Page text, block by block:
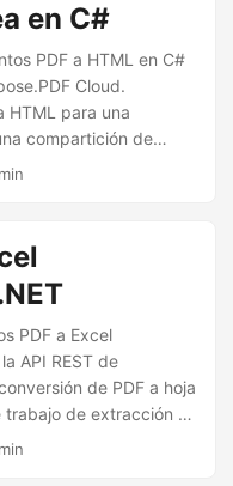
en C#
PDF a HTML en C#
Cloud.
HTML para una
compartición de
PDF a Excel
API REST de
de PDF a hoja
de extracción de